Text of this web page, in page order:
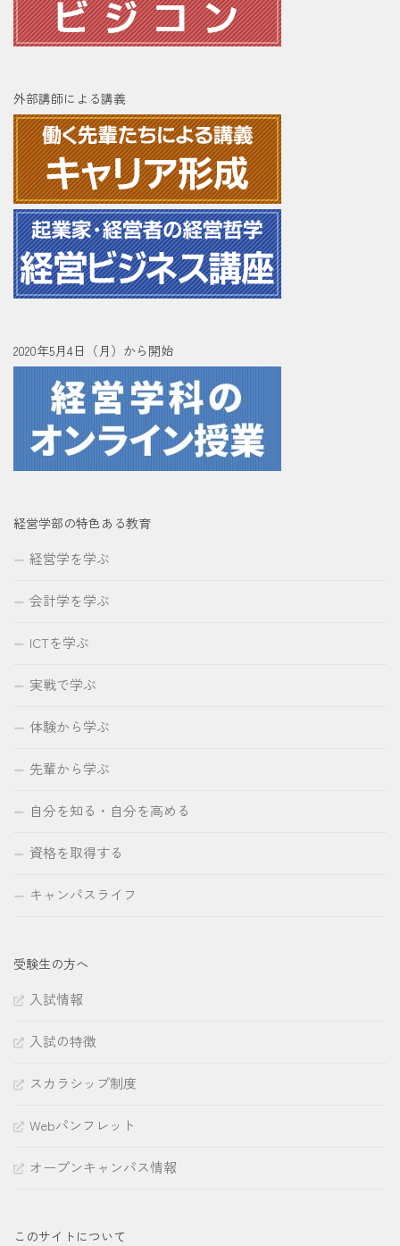
外部講師による講義
2020年5月4日（月）から開始
経営学部の特色ある教育
経営学を学ぶ
会計学を学ぶ
ICTを学ぶ
実戦で学ぶ
体験から学ぶ
先輩から学ぶ
自分を知る・自分を高める
資格を取得する
キャンパスライフ
受験生の方へ
入試情報
入試の特徴
スカラシップ制度
Webパンフレット
オープンキャンパス情報
このサイトについて